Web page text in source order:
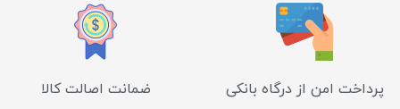
پرداخت امن از درگاه بانکی ضمانت اصالت کالا